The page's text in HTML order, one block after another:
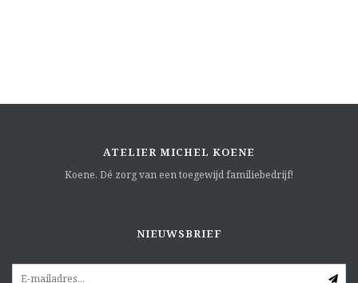
ATELIER MICHEL KOENE
Koene. Dé zorg van een toegewijd familiebedrijf!
NIEUWSBRIEF